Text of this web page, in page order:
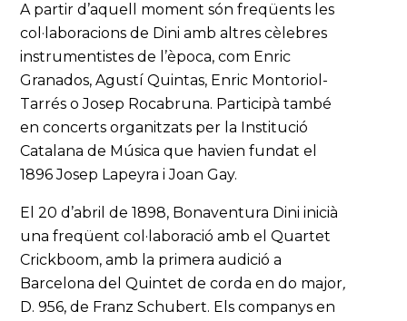
A partir d’aquell moment són freqüents les
col·laboracions de Dini amb altres cèlebres
instrumentistes de l’època, com Enric
Granados, Agustí Quintas, Enric Montoriol-
Tarrés o Josep Rocabruna. Participà també
en concerts organitzats per la Institució
Catalana de Música que havien fundat el
1896 Josep Lapeyra i Joan Gay.
El 20 d’abril de 1898, Bonaventura Dini inicià
una freqüent col·laboració amb el Quartet
Crickboom, amb la primera audició a
Barcelona del Quintet de corda en do major,
D. 956, de Franz Schubert. Els companys en